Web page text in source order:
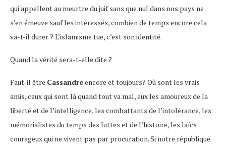
qui appellent au meurtre du juif sans que nul dans nos pays ne
s’en émeuve sauf les intéressés, combien de temps encore cela
va-t-il durer ? L’islamisme tue, c’est son identité.
Quand la vérité sera-t-elle dite ?
Faut-il être Cassandreencore et toujours? Où sont les vrais
amis, ceux qui sont là quand tout va mal, eux les amoureux de la
liberté et de l’intelligence, les combattants de l’intolérance, les
mémorialistes du temps des luttes et de l’histoire, les laïcs
courageux qui ne vivent pas par procuration. Si notre république